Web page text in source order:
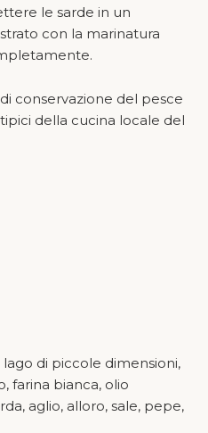
le sarde in un
con la marinatura
conservazione del pesce
della cucina locale del
di piccole dimensioni,
farina bianca, olio
aglio, alloro, sale, pepe,